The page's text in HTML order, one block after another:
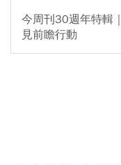
今周刊30週年特輯
見前瞻行動